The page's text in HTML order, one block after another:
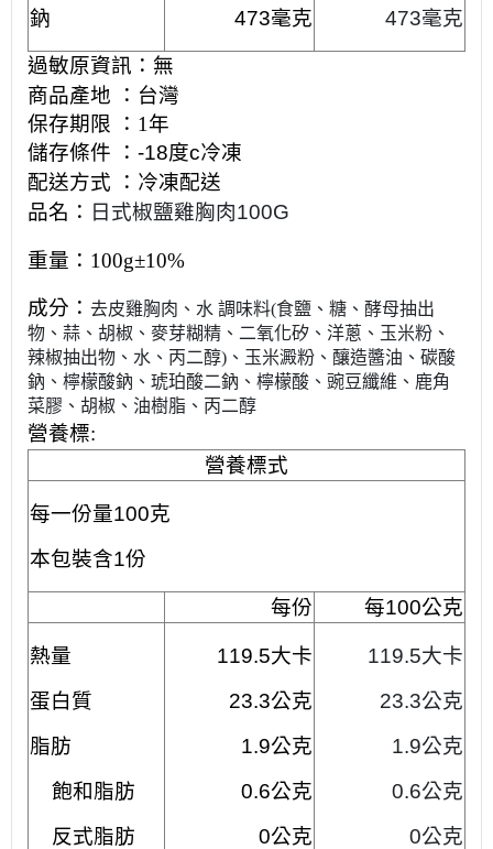
鈉
473毫克
473毫克
過敏原資訊： 無
商品產地 ： 台灣
保存期限 ： 1年
儲存條件 ：-18度c冷凍
配送方式 ：冷凍配送
品名： 日式椒鹽雞胸肉100G
重量： 100g±10%
成分： 去皮雞胸肉、水 調味料(食鹽、糖、酵母抽出
物、蒜、胡椒、麥芽糊精、二氧化矽、洋蔥、玉米粉、
辣椒抽出物、水、丙二醇) 、玉米澱粉、釀造醬油、碳酸
鈉、檸檬酸鈉、琥珀酸二鈉、檸檬酸、豌豆纖維、鹿角
菜膠、胡椒、 油樹脂、丙二醇
營養標:
營養標式
每一份量100克
本包裝含1份
每份 每100公克
熱量
蛋白質
脂肪
飽和脂肪
反式脂肪
119.5大卡
23.3公克
1.9公克
0.6公克
0公克
119.5大卡
23.3公克
1.9公克
0.6公克
0公克